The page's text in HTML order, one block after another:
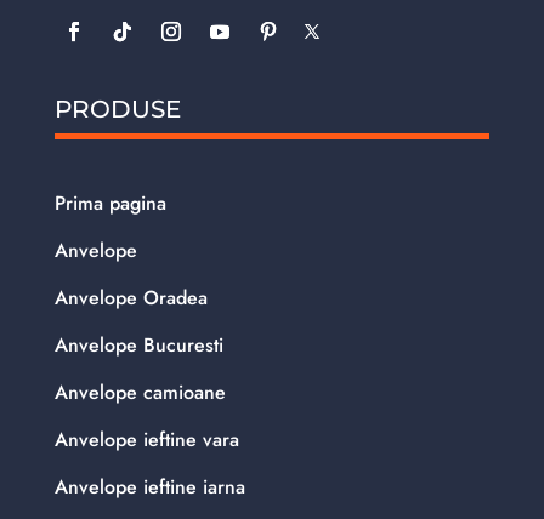
PRODUSE
Prima pagina
Anvelope
Anvelope Oradea
Anvelope Bucuresti
Anvelope camioane
Anvelope ieftine vara
Anvelope ieftine iarna